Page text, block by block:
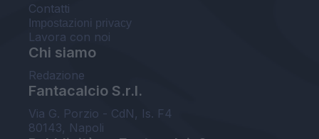
Contatti
Impostazioni privacy
Lavora con noi
Chi siamo
Redazione
Fantacalcio S.r.l.
Via G. Porzio - CdN, Is. F4
80143, Napoli